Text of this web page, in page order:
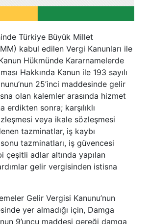
Türkiye Büyük Millet
kabul edilen Vergi Kanunları ile
Hükmünde Kararnamelerde
Hakkında Kanun ile 193 sayılı
25’inci maddesinde gelir
olan kalemler arasında hizmet
erdikten sonra; karşılıklı
veya ikale sözleşmesi
tazminatlar, iş kaybı
tazminatları, iş güvencesi
çeşitli adlar altında yapılan
gelir vergisinden istisna
Gelir Vergisi Kanunu’nun
yer almadığı için, Damga
9’uncu maddesi gereği damga